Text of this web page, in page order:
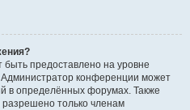
предоставлено на уровне
конференции может
в определённых форумах. Также
только членам